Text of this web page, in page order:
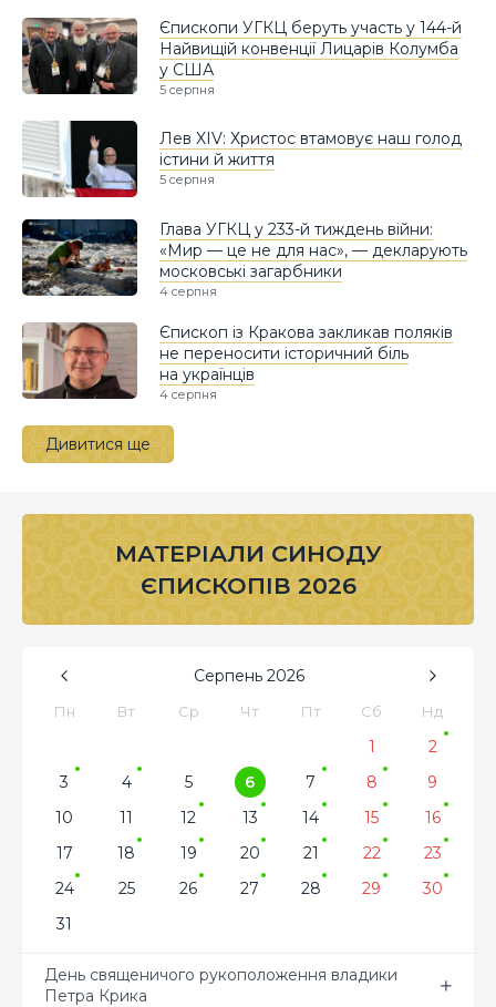
Єпископи УГКЦ беруть участь у 144-й
Найвищій конвенції Лицарів Колумба
у США
5 серпня
Лев XIV: Христос втамовує наш голод
істини й життя
5 серпня
Глава УГКЦ у 233-й тиждень війни:
«Мир — це не для нас», — декларують
московські загарбники
4 серпня
Єпископ із Кракова закликав поляків
не переносити історичний біль
на українців
4 серпня
Дивитися ще
МАТЕРІАЛИ СИНОДУ
ЄПИСКОПІВ 2026
Серпень 2026
Пн Вт Ср Чт Пт Сб Нд
1
2
3
4 5 6 7 8
9
10
11 12 13 14 15
16
17
18 19 20 21 22
23
24
25 26 27 28 29
30
31
День священичого рукоположення владики
Петра Крика